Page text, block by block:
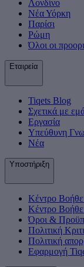
Λονδίνο
Νέα Υόρκη
Παρίσι
Ρώμη
Όλοι οι
Εταιρεία
Tiqets Βlog
Σχετικά με
Εργασία
Υπεύθυνη
Νέα
Υποστήριξη
Κέντρο
Κέντρο
Όροι &
Πολιτική
Πολιτική
Εφαρμογή